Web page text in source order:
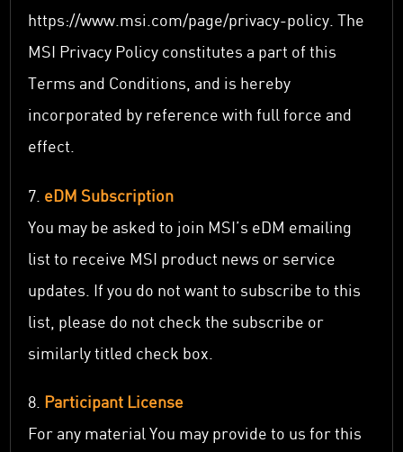
https://www.msi.com/page/privacy-policy. The
MSI Privacy Policy constitutes a part of this
Terms and Conditions, and is hereby
incorporated by reference with full force and
effect.
7. eDM Subscription
You may be asked to join MSI’s eDM emailing
list to receive MSI product news or service
updates. If you do not want to subscribe to this
list, please do not check the subscribe or
similarly titled check box.
8. Participant License
For any material You may provide to us for this